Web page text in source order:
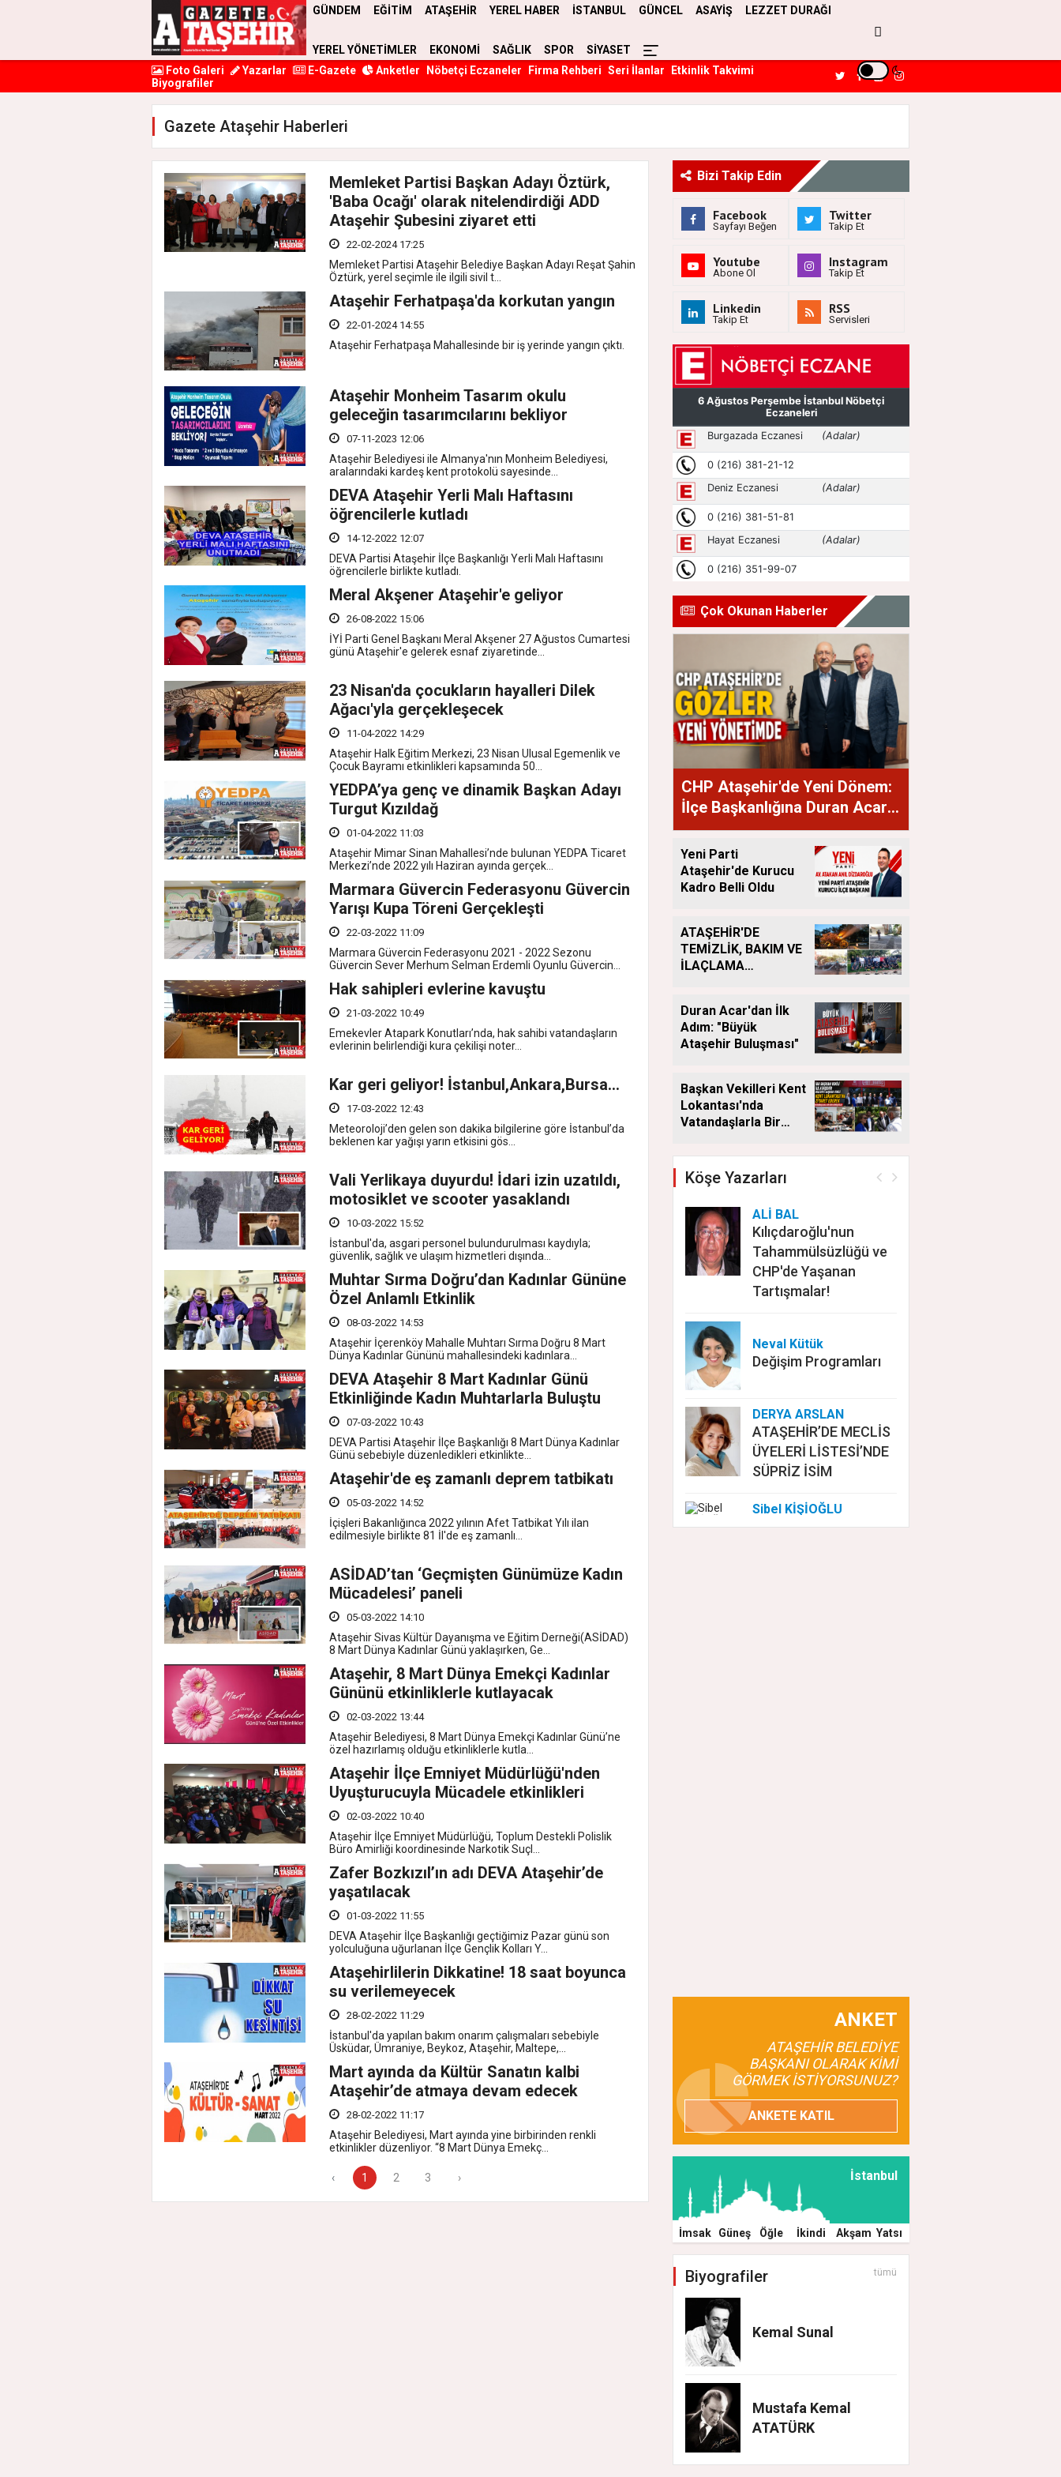
GÜNDEM EĞİTİM ATAŞEHİR YEREL HABER İSTANBUL GÜNCEL ASAYİŞ LEZZET DURAĞI
YEREL YÖNETİMLER EKONOMİ SAĞLIK SPOR
SİYASET
Foto Galeri
Yazarlar E-Gazete Anketler Nöbetçi Eczaneler Firma Rehberi Seri İlanlar
Etkinlik Takvimi
Biyografiler
Gazete Ataşehir Haberleri
Memleket Partisi Başkan Adayı Öztürk,
'Baba Ocağı' olarak nitelendirdiği ADD
Ataşehir Şubesini ziyaret etti
22-02-2024 17:25
Memleket Partisi Ataşehir Belediye Başkan Adayı Reşat Şahin
Öztürk, yerel seçimle ile ilgili sivil t...
Ataşehir Ferhatpaşa'da korkutan yangın
22-01-2024 14:55
Ataşehir Ferhatpaşa Mahallesinde bir iş yerinde yangın çıktı.
Ataşehir Monheim Tasarım okulu
geleceğin tasarımcılarını bekliyor
07-11-2023 12:06
Ataşehir Belediyesi ile Almanya'nın Monheim Belediyesi,
aralarındaki kardeş kent protokolü sayesinde...
DEVA Ataşehir Yerli Malı Haftasını
öğrencilerle kutladı
14-12-2022 12:07
DEVA Partisi Ataşehir İlçe Başkanlığı Yerli Malı Haftasını
öğrencilerle birlikte kutladı.
Meral Akşener Ataşehir'e geliyor
26-08-2022 15:06
İYİ Parti Genel Başkanı Meral Akşener 27 Ağustos Cumartesi
günü Ataşehir'e gelerek esnaf ziyaretinde...
23 Nisan'da çocukların hayalleri Dilek
Ağacı'yla gerçekleşecek
11-04-2022 14:29
Ataşehir Halk Eğitim Merkezi, 23 Nisan Ulusal Egemenlik ve
Çocuk Bayramı etkinlikleri kapsamında 50...
YEDPA’ya genç ve dinamik Başkan Adayı
Turgut Kızıldağ
01-04-2022 11:03
Ataşehir Mimar Sinan Mahallesi’nde bulunan YEDPA Ticaret
Merkezi’nde 2022 yılı Haziran ayında gerçek...
Marmara Güvercin Federasyonu Güvercin
Yarışı Kupa Töreni Gerçekleşti
22-03-2022 11:09
Marmara Güvercin Federasyonu 2021 - 2022 Sezonu
Güvercin Sever Merhum Selman Erdemli Oyunlu Güvercin...
Hak sahipleri evlerine kavuştu
21-03-2022 10:49
Emekevler Atapark Konutları’nda, hak sahibi vatandaşların
evlerinin belirlendiği kura çekilişi noter...
Kar geri geliyor! İstanbul,Ankara,Bursa...
17-03-2022 12:43
Meteoroloji’den gelen son dakika bilgilerine göre İstanbul’da
beklenen kar yağışı yarın etkisini gös...
Vali Yerlikaya duyurdu! İdari izin uzatıldı,
motosiklet ve scooter yasaklandı
10-03-2022 15:52
İstanbul'da, asgari personel bulundurulması kaydıyla;
güvenlik, sağlık ve ulaşım hizmetleri dışında...
Muhtar Sırma Doğru’dan Kadınlar Gününe
Özel Anlamlı Etkinlik
08-03-2022 14:53
Ataşehir İçerenköy Mahalle Muhtarı Sırma Doğru 8 Mart
Dünya Kadınlar Gününü mahallesindeki kadınlara...
DEVA Ataşehir 8 Mart Kadınlar Günü
Etkinliğinde Kadın Muhtarlarla Buluştu
07-03-2022 10:43
DEVA Partisi Ataşehir İlçe Başkanlığı 8 Mart Dünya Kadınlar
Günü sebebiyle düzenledikleri etkinlikte...
Ataşehir'de eş zamanlı deprem tatbikatı
05-03-2022 14:52
İçişleri Bakanlığınca 2022 yılının Afet Tatbikat Yılı ilan
edilmesiyle birlikte 81 İl'de eş zamanlı...
ASİDAD’tan ‘Geçmişten Günümüze Kadın
Mücadelesi’ paneli
05-03-2022 14:10
Ataşehir Sivas Kültür Dayanışma ve Eğitim Derneği(ASİDAD)
8 Mart Dünya Kadınlar Günü yaklaşırken, Ge...
Ataşehir, 8 Mart Dünya Emekçi Kadınlar
Gününü etkinliklerle kutlayacak
02-03-2022 13:44
Ataşehir Belediyesi, 8 Mart Dünya Emekçi Kadınlar Günü’ne
özel hazırlamış olduğu etkinliklerle kutla...
Ataşehir İlçe Emniyet Müdürlüğü'nden
Uyuşturucuyla Mücadele etkinlikleri
02-03-2022 10:40
Ataşehir İlçe Emniyet Müdürlüğü, Toplum Destekli Polislik
Büro Amirliği koordinesinde Narkotik Suçl...
Zafer Bozkızıl’ın adı DEVA Ataşehir’de
yaşatılacak
01-03-2022 11:55
DEVA Ataşehir İlçe Başkanlığı geçtiğimiz Pazar günü son
yolculuğuna uğurlanan İlçe Gençlik Kolları Y...
Ataşehirlilerin Dikkatine! 18 saat boyunca
su verilemeyecek
28-02-2022 11:29
İstanbul'da yapılan bakım onarım çalışmaları sebebiyle
Üsküdar, Ümraniye, Beykoz, Ataşehir, Maltepe,...
Mart ayında da Kültür Sanatın kalbi
Ataşehir’de atmaya devam edecek
28-02-2022 11:17
Ataşehir Belediyesi, Mart ayında yine birbirinden renkli
etkinlikler düzenliyor. “8 Mart Dünya Emekç...
‹ 1 2 3 ›
Bizi Takip Edin
Facebook
Sayfayı Beğen
Twitter
Takip Et
Youtube
Abone Ol
Instagram
Takip Et
Linkedin
Takip Et
RSS
Servisleri
Çok Okunan Haberler
CHP Ataşehir'de Yeni Dönem:
İlçe Başkanlığına Duran Acar
Atandı
Yeni Parti
Ataşehir'de Kurucu
Kadro Belli Oldu
ATAŞEHİR'DE
TEMİZLİK, BAKIM VE
İLAÇLAMA
Duran Acar'dan İlk
Adım: "Büyük
Ataşehir Buluşması"
Başkan Vekilleri Kent
Lokantası'nda
Vatandaşlarla Bir
Köşe Yazarları
ALİ BAL
Kılıçdaroğlu'nun
Tahammülsüzlüğü ve
CHP'de Yaşanan
Tartışmalar!
Neval Kütük
Değişim Programları
DERYA ARSLAN
ATAŞEHİR’DE MECLİS
ÜYELERİ LİSTESİ’NDE
SÜPRİZ İSİM
Sibel KİŞİOĞLU
EUROVISION'DA
ANKET
ATAŞEHİR BELEDİYE
BAŞKANI OLARAK KİMİ
GÖRMEK İSTİYORSUNUZ?
ANKETE KATIL
İstanbul
İmsak Güneş Öğle İkindi Akşam Yatsı
Biyografiler tümü
Kemal Sunal
Mustafa Kemal
ATATÜRK